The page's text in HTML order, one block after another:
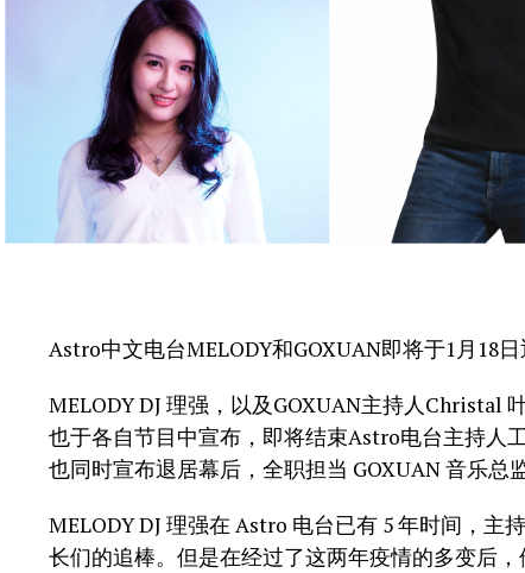
Astro中文电台MELODY和GOXUAN即将于1月18日
MELODY DJ 理强，以及GOXUAN主持人Christal
也于各自节目中宣布，即将结束Astro电台主持人
也同时宣布退居幕后，全职担当 GOXUAN 音乐总监
MELODY DJ 理强在 Astro 电台已有 5 年时间，
长们的追棒。但是在经过了这两年疫情的多变后